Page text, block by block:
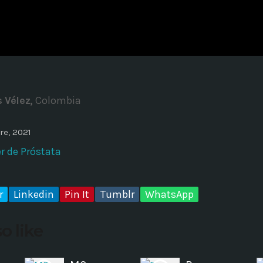
Time
Vélez, Colombia
2021
de Próstata
Linkedin Pin It Tumblr WhatsApp